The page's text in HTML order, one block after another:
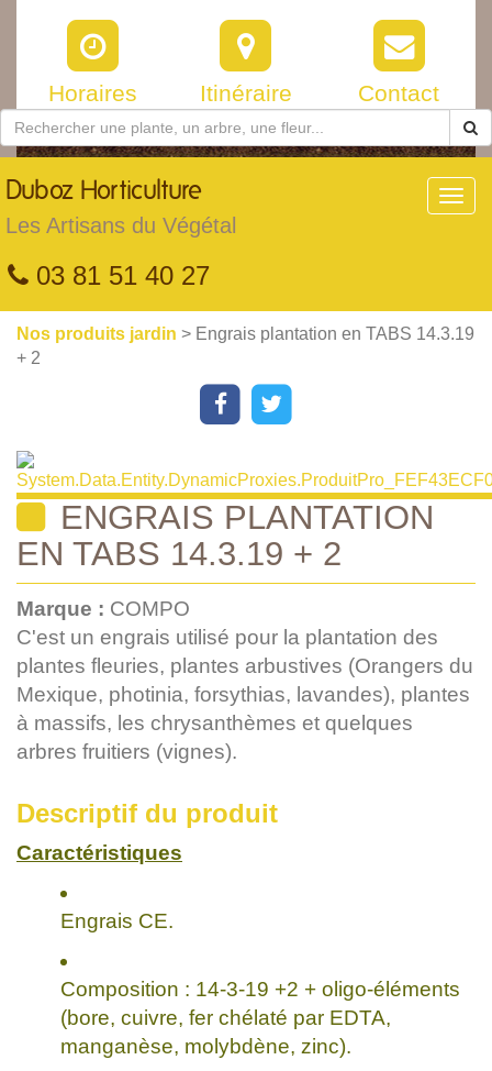
Horaires Itinéraire Contact
Duboz Horticulture
Les Artisans du Végétal
03 81 51 40 27
Nos produits jardin > Engrais plantation en TABS 14.3.19
+ 2
ENGRAIS PLANTATION
EN TABS 14.3.19 + 2
Marque : COMPO
C'est un engrais utilisé pour la plantation des
plantes fleuries, plantes arbustives (Orangers du
Mexique, photinia, forsythias, lavandes), plantes
à massifs, les chrysanthèmes et quelques
arbres fruitiers (vignes).
Descriptif du produit
Caractéristiques
Engrais CE.
Composition : 14-3-19 +2 + oligo-éléments
(bore, cuivre, fer chélaté par EDTA,
manganèse, molybdène, zinc).